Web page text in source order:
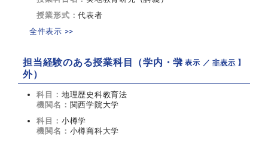
授業形式：代表者
全件表示 >>
担当経験のある授業科目（学内・学
外）
【 表示 ／非表示 】
科目： 地理歴史科教育法
機関名： 関西学院大学
科目： 小樽学
機関名： 小樽商科大学